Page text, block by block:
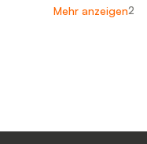
Mehr anzeigen2